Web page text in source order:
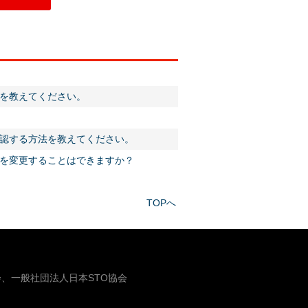
教えてください。
する方法を教えてください。
変更することはできますか？
TOPへ
一般社団法人日本STO協会